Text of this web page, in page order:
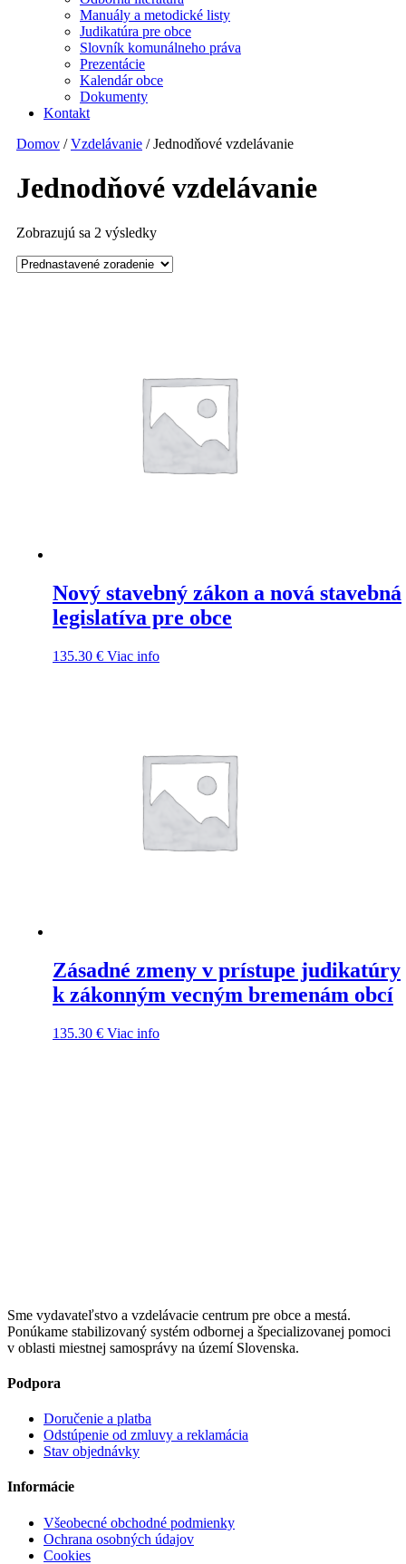
Manuály a metodické listy
Judikatúra pre obce
Slovník komunálneho práva
Prezentácie
Kalendár obce
Dokumenty
Kontakt
Domov /Vzdelávanie / Jednodňové vzdelávanie
Jednodňové vzdelávanie
Zobrazujú sa 2 výsledky
Nový stavebný zákon a nová stavebná
legislatíva pre obce
135.30 € Viac info
Zásadné zmeny v prístupe judikatúry
k zákonným vecným bremenám obcí
135.30 € Viac info
Sme vydavateľstvo a vzdelávacie centrum pre obce a mestá.
Ponúkame stabilizovaný systém odbornej a špecializovanej pomoci
v oblasti miestnej samosprávy na území Slovenska.
Podpora
Doručenie a platba
Odstúpenie od zmluvy a reklamácia
Stav objednávky
Informácie
Všeobecné obchodné podmienky
Ochrana osobných údajov
Cookies